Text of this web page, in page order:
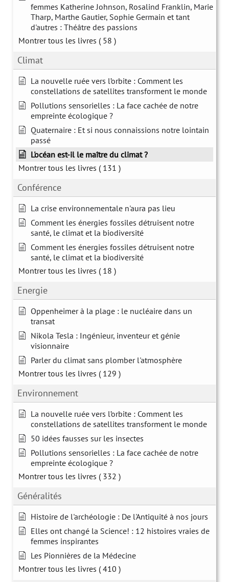
femmes Katherine Johnson, Rosalind Franklin, Marie
Tharp, Marthe Gautier, Sophie Germain et tant
d'autres : Théâtre des passions
Montrer tous les livres ( 58 )
Climat
La nouvelle ruée vers l’orbite : Comment les
constellations de satellites transforment le monde
Pollutions sensorielles : La face cachée de notre
empreinte écologique ?
Quaternaire : Et si nous connaissions notre lointain
passé
L'océan est-il le maître du climat ?
Montrer tous les livres ( 131 )
Conférence
La crise environnementale n'aura pas lieu
Comment les énergies fossiles détruisent notre
santé, le climat et la biodiversité
Comment les énergies fossiles détruisent notre
santé, le climat et la biodiversité
Montrer tous les livres ( 18 )
Energie
Oppenheimer à la plage : le nucléaire dans un
transat
Nikola Tesla : Ingénieur, inventeur et génie
visionnaire
Parler du climat sans plomber l'atmosphère
Montrer tous les livres ( 129 )
Environnement
La nouvelle ruée vers l’orbite : Comment les
constellations de satellites transforment le monde
50 idées fausses sur les insectes
Pollutions sensorielles : La face cachée de notre
empreinte écologique ?
Montrer tous les livres ( 332 )
Généralités
Histoire de l'archéologie : De l'Antiquité à nos jours
Elles ont changé la Science! : 12 histoires vraies de
femmes inspirantes
Les Pionnières de la Médecine
Montrer tous les livres ( 410 )